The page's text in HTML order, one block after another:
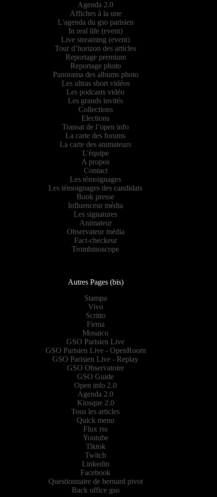
Agenda 2.0
Affiches à la une
L'agenda du gso parisien
In real life (event)
Live streaming (event)
Tour d’horizon des articles
Reportage premium
Reportage photo
Panorama des albums photo
Les ultras short vidéos
Les podcasts vidéo
Les grands invités
Collections
Elections
Transat de l’open info
La carte des forums
La carte des animateurs
L'équipe
A propos
Contact
Les témoignages
Les témoignages des candidats
Book presse
Influenceur média
Les signatures
Animateur
Observateur média
Fact-checkeur
Trombinoscope
Autres Pages (bis)
Stampa
Vivo
Scritto
Firma
Mosaico
GSO Parisien Live
GSO Parisien Live - OpenRoom
GSO Parisien Live - Replay
GSO Observatoire
GSO Guide
Open info 2.0
Agenda 2.0
Kiosque 2.0
Tous les articles
Quick menu
Flux rss
Youtube
Tiktok
Twitch
Linkedin
Facebook
Questionnaire de bernard pivot
Back office gso